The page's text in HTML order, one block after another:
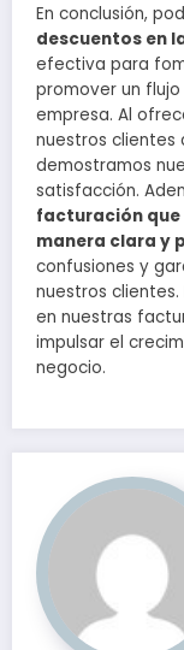
En conclusión,
descuentos en
efectiva para
promover un
empresa. Al
nuestros clientes
demostramos
satisfacción.
facturación que
manera clara y
confusiones y
nuestros
en nuestras
impulsar el
negocio.